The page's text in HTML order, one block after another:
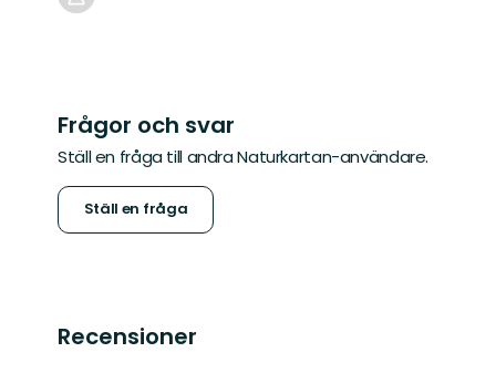
Frågor och svar
Ställ en fråga till andra Naturkartan-användare.
Ställ en fråga
Recensioner